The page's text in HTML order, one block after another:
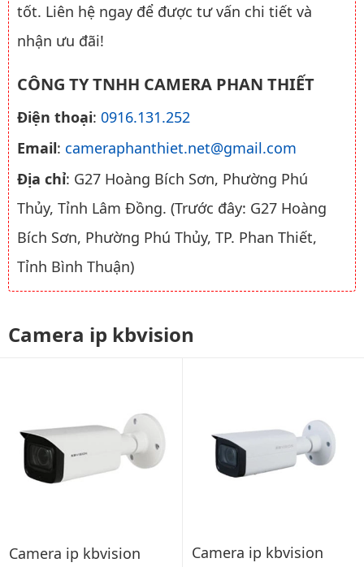
tốt. Liên hệ ngay để được tư vấn chi tiết và
nhận ưu đãi!
CÔNG TY TNHH CAMERA PHAN THIẾT
Điện thoại: 0916.131.252
Email: cameraphanthiet.net@gmail.com
Địa chỉ: G27 Hoàng Bích Sơn, Phường Phú
Thủy, Tỉnh Lâm Đồng. (Trước đây: G27 Hoàng
Bích Sơn, Phường Phú Thủy, TP. Phan Thiết,
Tỉnh Bình Thuận)
Camera ip kbvision
Camera ip kbvision
Camera ip kbvision